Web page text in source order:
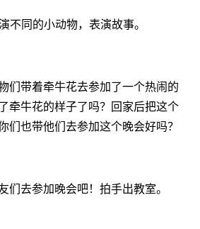
同的小动物，表演故事。
带着牵牛花去参加了一个热闹的
牵牛花的样子了吗？回家后把这个
们也带他们去参加这个晚会好吗？
去参加晚会吧！拍手出教室。